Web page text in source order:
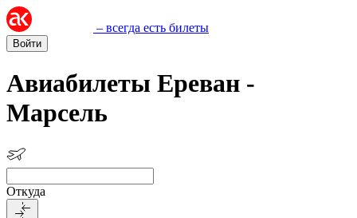
– всегда есть билеты
Войти
Авиабилеты Ереван -
Марсель
Откуда